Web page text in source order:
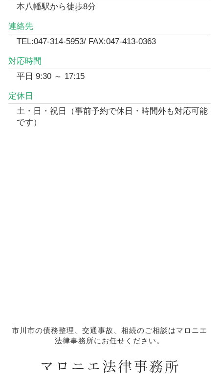
本八幡駅から徒歩8分
連絡先
TEL:047-314-5953/ FAX:047-413-0363
対応時間
平日 9:30 ～ 17:15
定休日
土・日・祝日（事前予約で休日・時間外も対応可能
です）
市川市の債務整理、交通事故、相続のご相談はマロニエ
法律事務所にお任せください。